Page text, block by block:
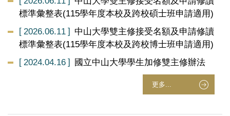
標準彙整表(115學年度本校及跨校碩士班申請適用)
2026.06.11
中山大學雙主修接受名額及申請修讀
標準彙整表(115學年度本校及跨校博士班申請適用)
2024.04.16 國立中山大學學生加修雙主修辦法
更多...